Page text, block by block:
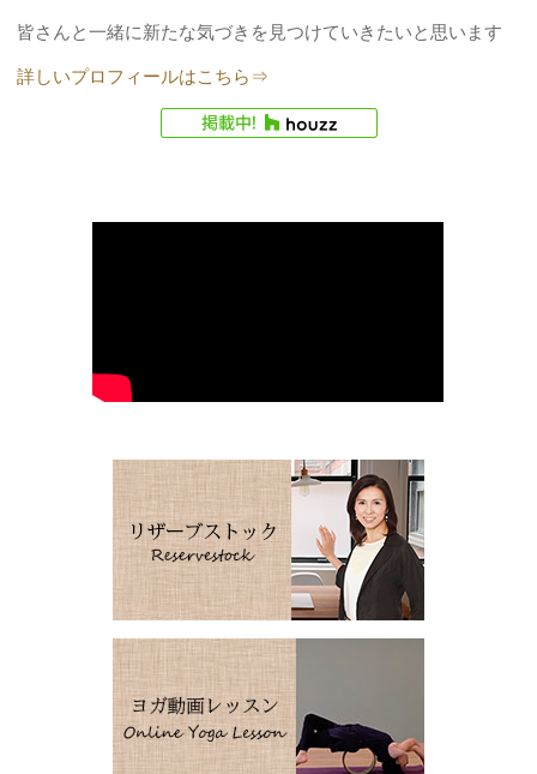
皆さんと一緒に新たな気づきを見つけていきたいと思います
詳しいプロフィールはこちら⇒